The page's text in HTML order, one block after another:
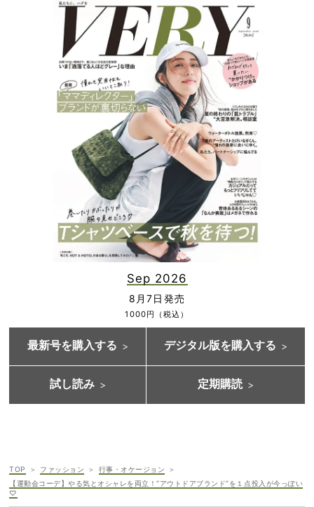
Sep 2026
8月7日発売
1000円（税込）
最新号を購入する デジタル版を購入する
試し読み 定期購読
TOP ファッション
行事・オケージョン
【運動会コーデ】やる気とオシャレを両立！“アウトドアブランド”を１点投入が今っぽい
♡